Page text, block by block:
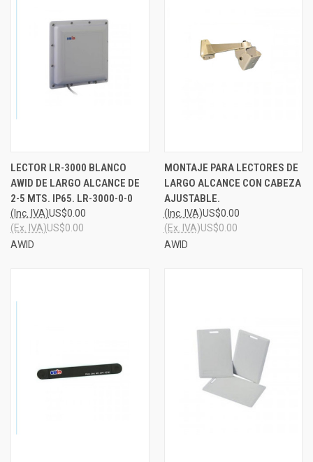
LECTOR LR-3000 BLANCO
AWID DE LARGO ALCANCE DE
2-5 MTS. IP65. LR-3000-0-0
US$0.00
(Inc. IVA)
US$0.00
(Ex. IVA)
AWID
MONTAJE PARA LECTORES DE
LARGO ALCANCE CON CABEZA
AJUSTABLE.
US$0.00
(Inc. IVA)
US$0.00
(Ex. IVA)
AWID